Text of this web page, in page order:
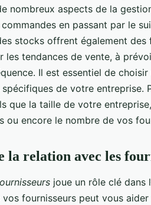
nombreux aspects de la
en passant par le
stocks offrent également des
les tendances de vente, à
Il est essentiel de
spécifiques de votre
que la taille de votre
ou encore le nombre de vos
la relation avec les
joue un rôle clé
fournisseurs peut vous